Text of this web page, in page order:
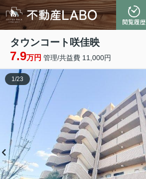
閲覧履歴
タウンコート咲佳映
7.9万円 管理/共益費 11,000円
1 /23